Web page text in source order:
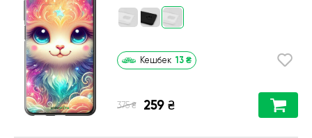
Кешбек 13 ₴
375 ₴ 259 ₴